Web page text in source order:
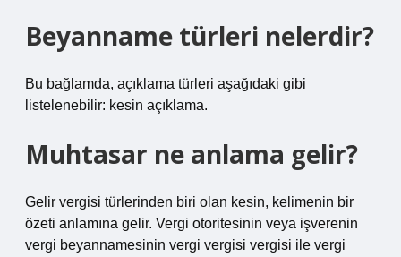
Beyanname türleri nelerdir?
Bu bağlamda, açıklama türleri aşağıdaki gibi
listelenebilir: kesin açıklama.
Muhtasar ne anlama gelir?
Gelir vergisi türlerinden biri olan kesin, kelimenin bir
özeti anlamına gelir. Vergi otoritesinin veya işverenin
vergi beyannamesinin vergi vergisi vergisi ile vergi